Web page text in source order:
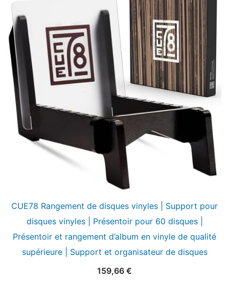
CUE78 Rangement de disques vinyles | Support pour
disques vinyles | Présentoir pour 60 disques |
Présentoir et rangement d’album en vinyle de qualité
supérieure | Support et organisateur de disques
159,66 €